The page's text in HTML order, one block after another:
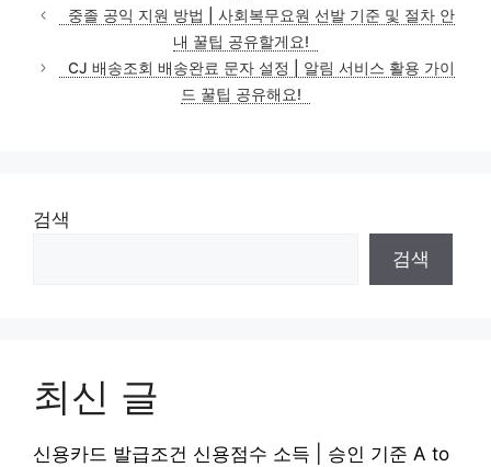
중졸 공익 지원 방법 | 사회복무요원 선발 기준 및 절차 안
내 꿀팁 공유할게요!
CJ 배송조회 배송완료 문자 설정 | 알림 서비스 활용 가이
드 꿀팁 공유해요!
검색
검색
최신 글
신용카드 발급조건 신용점수 소득 | 승인 기준 A to